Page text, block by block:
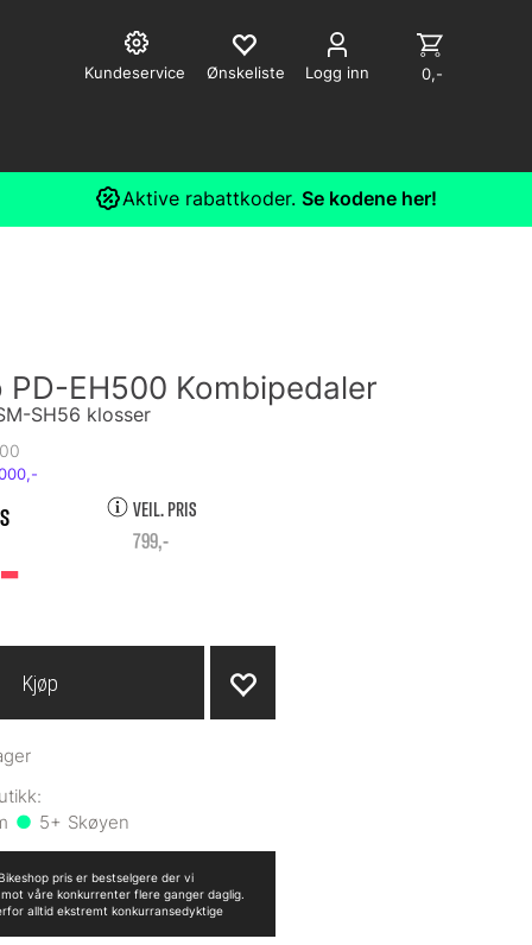
Logg inn
Kundeservice 0,-
Aktive rabattkoder. Se kodene her!
PD-EH500 Kombipedaler
SH56 klosser
VEIL. PRIS
799,-
5+
Kjøp
pris er bestselgere der vi
våre konkurrenter flere ganger daglig.
alltid ekstremt konkurransedyktige